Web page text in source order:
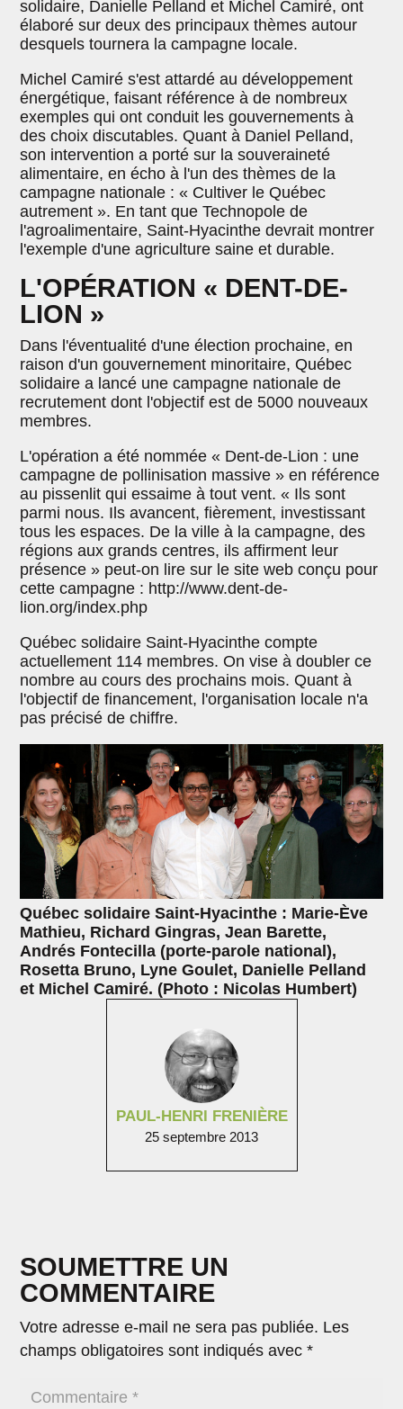
PAUL-HENRI FRENIÈRE
25 septembre 2013
solidaire, Danielle Pelland et Michel Camiré, ont
élaboré sur deux des principaux thèmes autour
desquels tournera la campagne locale.
Michel Camiré s'est attardé au développement
énergétique, faisant référence à de nombreux
exemples qui ont conduit les gouvernements à
des choix discutables. Quant à Daniel Pelland,
son intervention a porté sur la souveraineté
alimentaire, en écho à l'un des thèmes de la
campagne nationale : « Cultiver le Québec
autrement ». En tant que Technopole de
l'agroalimentaire, Saint-Hyacinthe devrait montrer
l'exemple d'une agriculture saine et durable.
L'OPÉRATION « DENT-DE-
LION »
Dans l'éventualité d'une élection prochaine, en
raison d'un gouvernement minoritaire, Québec
solidaire a lancé une campagne nationale de
recrutement dont l'objectif est de 5000 nouveaux
membres.
L'opération a été nommée « Dent-de-Lion : une
campagne de pollinisation massive » en référence
au pissenlit qui essaime à tout vent. « Ils sont
parmi nous. Ils avancent, fièrement, investissant
tous les espaces. De la ville à la campagne, des
régions aux grands centres, ils affirment leur
présence » peut-on lire sur le site web conçu pour
cette campagne : http://www.dent-de-
lion.org/index.php
Québec solidaire Saint-Hyacinthe compte
actuellement 114 membres. On vise à doubler ce
nombre au cours des prochains mois. Quant à
l'objectif de financement, l'organisation locale n'a
pas précisé de chiffre.
Québec solidaire Saint-Hyacinthe : Marie-Ève
Mathieu, Richard Gingras, Jean Barette,
Andrés Fontecilla (porte-parole national),
Rosetta Bruno, Lyne Goulet, Danielle Pelland
et Michel Camiré. (Photo : Nicolas Humbert)
SOUMETTRE UN
COMMENTAIRE
Votre adresse e-mail ne sera pas publiée. Les
champs obligatoires sont indiqués avec*